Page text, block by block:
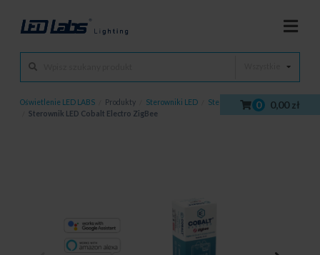
0 0,00 zł
Oświetlenie LED LABS Produkty Sterowniki LED
Sterowniki Cobalt Electro
Sterownik LED Cobalt Electro ZigBee